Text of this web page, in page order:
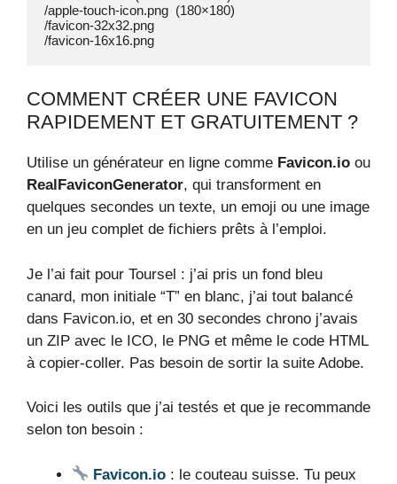
/apple-touch-icon.png  (180×180)
/favicon-32x32.png
/favicon-16x16.png
COMMENT CRÉER UNE FAVICON
RAPIDEMENT ET GRATUITEMENT ?
Utilise un générateur en ligne comme Favicon.io ou
RealFaviconGenerator, qui transforment en
quelques secondes un texte, un emoji ou une image
en un jeu complet de fichiers prêts à l’emploi.
Je l’ai fait pour Toursel : j’ai pris un fond bleu
canard, mon initiale “T” en blanc, j’ai tout balancé
dans Favicon.io, et en 30 secondes chrono j’avais
un ZIP avec le ICO, le PNG et même le code HTML
à copier-coller. Pas besoin de sortir la suite Adobe.
Voici les outils que j’ai testés et que je recommande
selon ton besoin :
Favicon.io : le couteau suisse. Tu peux